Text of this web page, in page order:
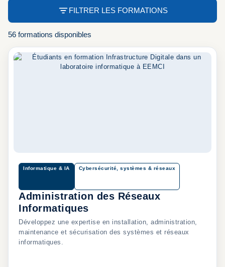
FILTRER LES FORMATIONS
56 formations disponibles
Informatique & IA Cybersécurité, systèmes & réseaux
Administration des Réseaux
Informatiques
Développez une expertise en installation, administration,
maintenance et sécurisation des systèmes et réseaux
informatiques.